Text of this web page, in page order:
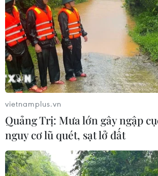
TIN CÙNG CHUYÊN MỤC
vietnamplus.vn
Quảng Trị: Mưa lớn gây ngập
nguy cơ lũ quét, sạt lở đất